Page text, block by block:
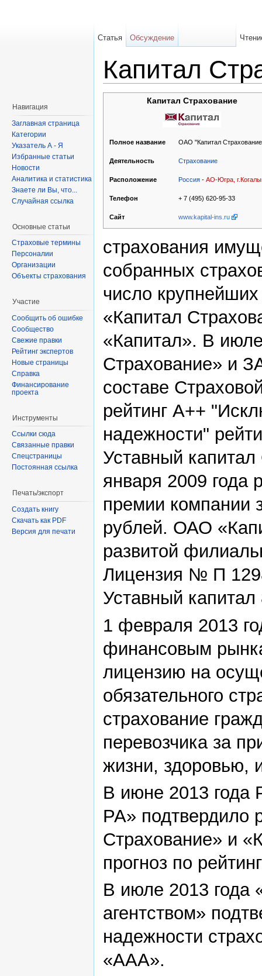
Капитал
Капитал Страхование
Полное название ОАО "Капитал
Деятельность Страхование
Расположение Россия- АО-Югра,
Телефон + 7 (495) 620-95-33
Сайт www.kapital-ins.ru
страхования
собранных
число
«Капитал
«Капитал». В
Страхование» и
составе
рейтинг А++
надежности"
Уставный
января 2009 года
премии компании
рублей. ОАО
развитой
Лицензия № П
Уставный
1 февраля 2013
финансовым
лицензию на
обязательного
страхование
перевозчика за
жизни, здоровью,
В июне 2013 года
РА» подтвердило
Страхование» и
прогноз по
В июле 2013 года
агентством»
надежности
«ААА».
Статья Обсуждение
Навигация
Заглавная страница
Категории
Указатель А - Я
Избранные статьи
Новости
Аналитика и статистика
Знаете ли Вы, что...
Случайная ссылка
Основные статьи
Страховые термины
Персоналии
Организации
Объекты страхования
Участие
Сообщить об ошибке
Сообщество
Свежие правки
Рейтинг экспертов
Новые страницы
Справка
Финансирование
проекта
Инструменты
Ссылки сюда
Связанные правки
Спецстраницы
Постоянная ссылка
Печать/экспорт
Создать книгу
Скачать как PDF
Версия для печати